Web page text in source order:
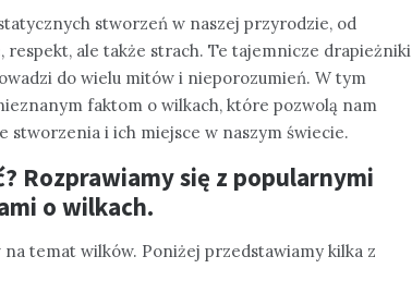
stworzeń w naszej przyrodzie, od
respekt, ale także strach. Te tajemnicze drapieżniki
do wielu mitów i nieporozumień. W tym
faktom o wilkach, które pozwolą nam
stworzenia i ich miejsce w naszym świecie.
Rozprawiamy się z popularnymi
o wilkach.
temat wilków. Poniżej przedstawiamy kilka z